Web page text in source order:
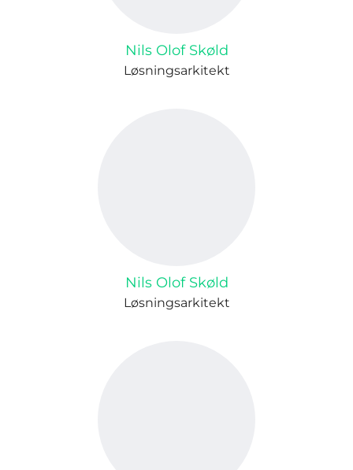
Nils Olof Skøld
Løsningsarkitekt
Nils Olof Skøld
Løsningsarkitekt